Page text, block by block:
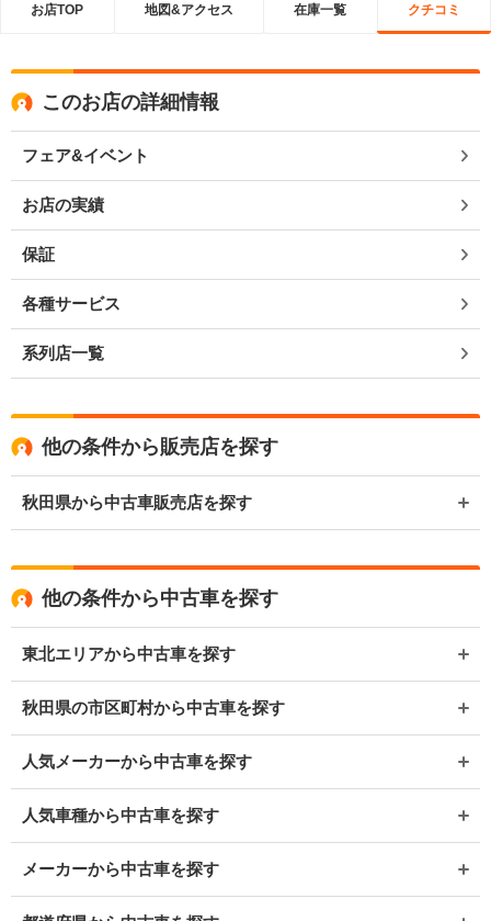
お店TOP 地図&アクセス 在庫一覧 クチコミ
このお店の詳細情報
フェア&イベント
お店の実績
保証
各種サービス
系列店一覧
他の条件から販売店を探す
秋田県から中古車販売店を探す
他の条件から中古車を探す
東北エリアから中古車を探す
秋田県の市区町村から中古車を探す
人気メーカーから中古車を探す
人気車種から中古車を探す
メーカーから中古車を探す